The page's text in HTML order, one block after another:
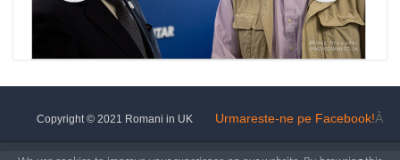
Urmareste-ne pe Facebook!Â
Copyright © 2021 Romani in UK